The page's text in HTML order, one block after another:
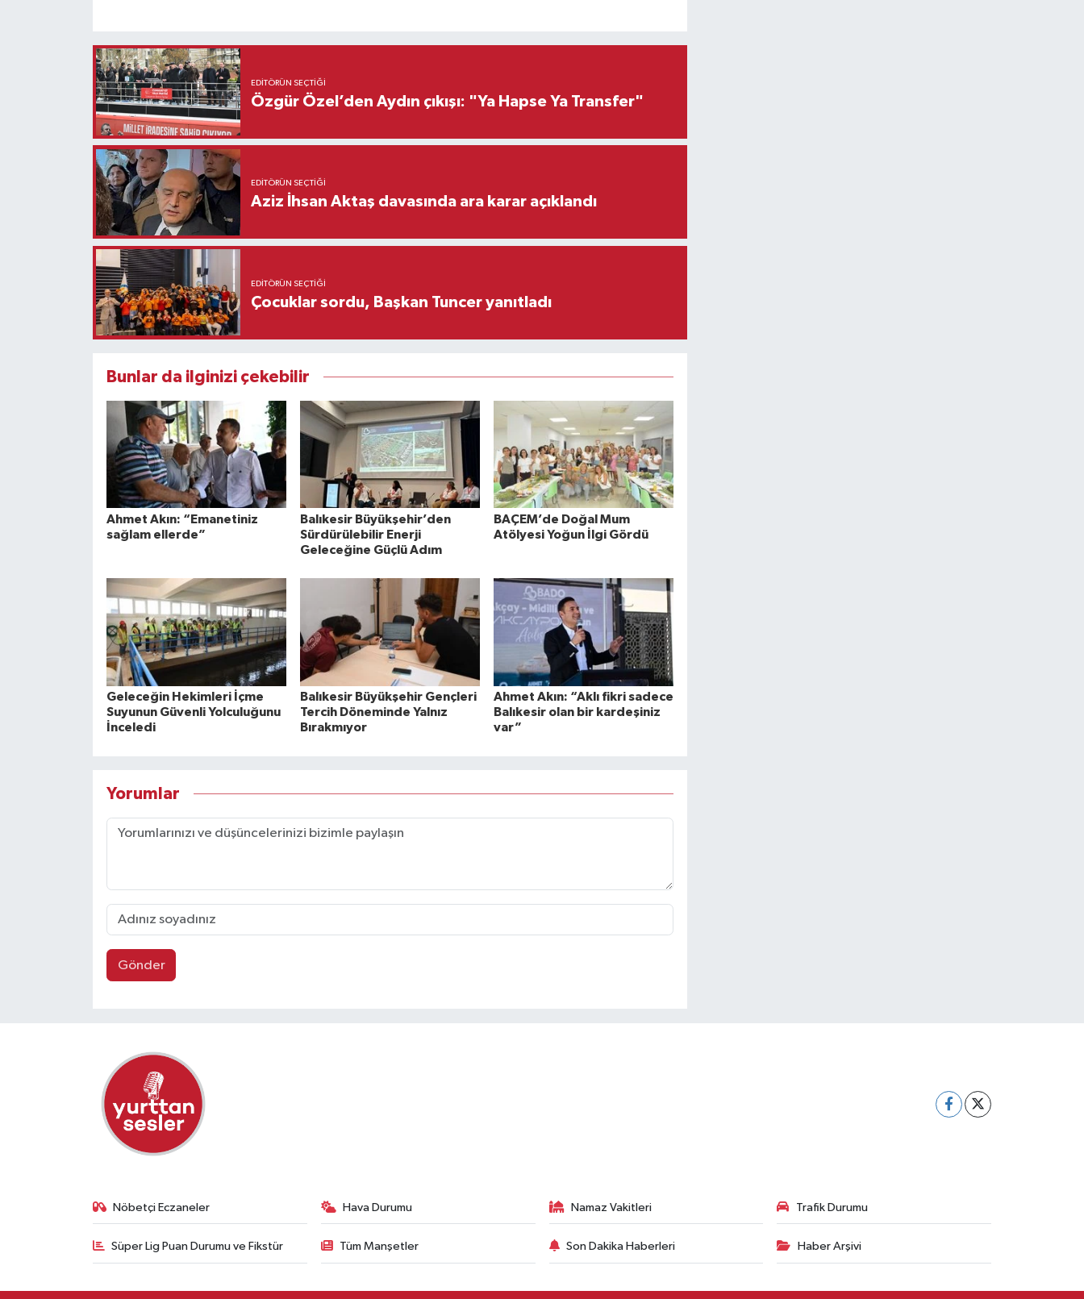
EDITÖRÜN SEÇTIĞI
Özgür Özel’den Aydın çıkışı: "Ya Hapse Ya Transfer"
EDITÖRÜN SEÇTIĞI
Aziz İhsan Aktaş davasında ara karar açıklandı
EDITÖRÜN SEÇTIĞI
Çocuklar sordu, Başkan Tuncer yanıtladı
Bunlar da ilginizi çekebilir
Ahmet Akın: “Emanetiniz
sağlam ellerde”
Balıkesir Büyükşehir’den
Sürdürülebilir Enerji
Geleceğine Güçlü Adım
BAÇEM’de Doğal Mum
Atölyesi Yoğun İlgi Gördü
Geleceğin Hekimleri İçme
Suyunun Güvenli Yolculuğunu
İnceledi
Balıkesir Büyükşehir Gençleri
Tercih Döneminde Yalnız
Bırakmıyor
Ahmet Akın: “Aklı fikri sadece
Balıkesir olan bir kardeşiniz
var”
Yorumlar
Gönder
Nöbetçi Eczaneler Hava Durumu Namaz Vakitleri Trafik Durumu
Süper Lig Puan Durumu ve Fikstür Tüm Manşetler Son Dakika Haberleri Haber Arşivi